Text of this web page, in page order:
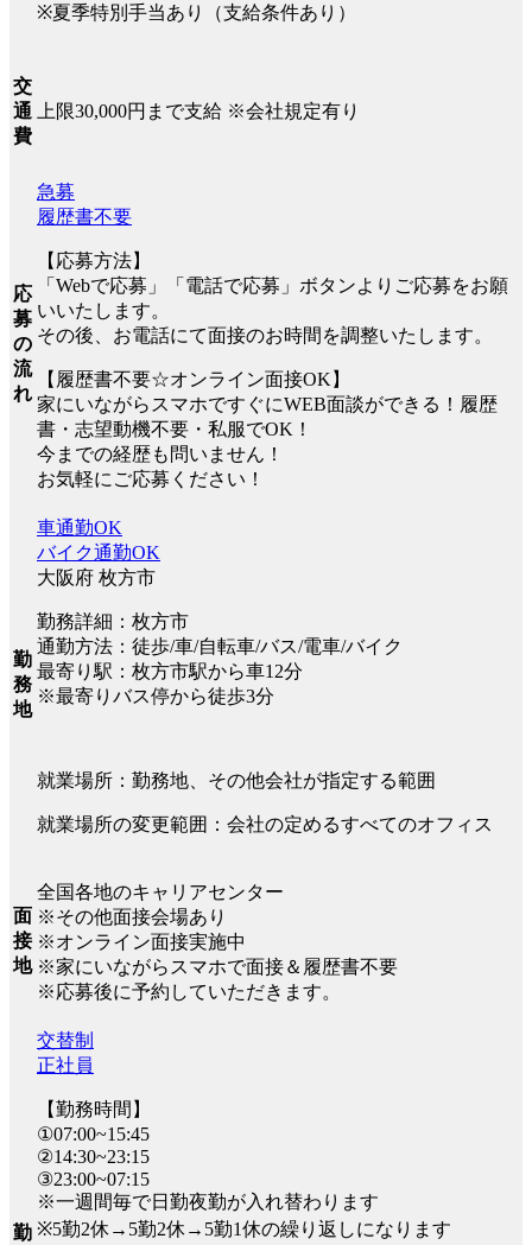
※夏季特別手当あり（支給条件あり）
交
通
費
上限30,000円まで支給 ※会社規定有り
応
募
の
流
れ
急募
履歴書不要
【応募方法】
「Webで応募」「電話で応募」ボタンよりご応募をお願
いいたします。
その後、お電話にて面接のお時間を調整いたします。
【履歴書不要☆オンライン面接OK】
家にいながらスマホですぐにWEB面談ができる！履歴
書・志望動機不要・私服でOK！
今までの経歴も問いません！
お気軽にご応募ください！
勤
務
地
車通勤OK
バイク通勤OK
大阪府 枚方市
勤務詳細：枚方市
通勤方法：徒歩/車/自転車/バス/電車/バイク
最寄り駅：枚方市駅から車12分
※最寄りバス停から徒歩3分
就業場所：勤務地、その他会社が指定する範囲
就業場所の変更範囲：会社の定めるすべてのオフィス
面
接
地
全国各地のキャリアセンター
※その他面接会場あり
※オンライン面接実施中
※家にいながらスマホで面接＆履歴書不要
※応募後に予約していただきます。
勤
交替制
正社員
【勤務時間】
①07:00~15:45
②14:30~23:15
③23:00~07:15
※一週間毎で日勤夜勤が入れ替わります
※5勤2休→5勤2休→5勤1休の繰り返しになります